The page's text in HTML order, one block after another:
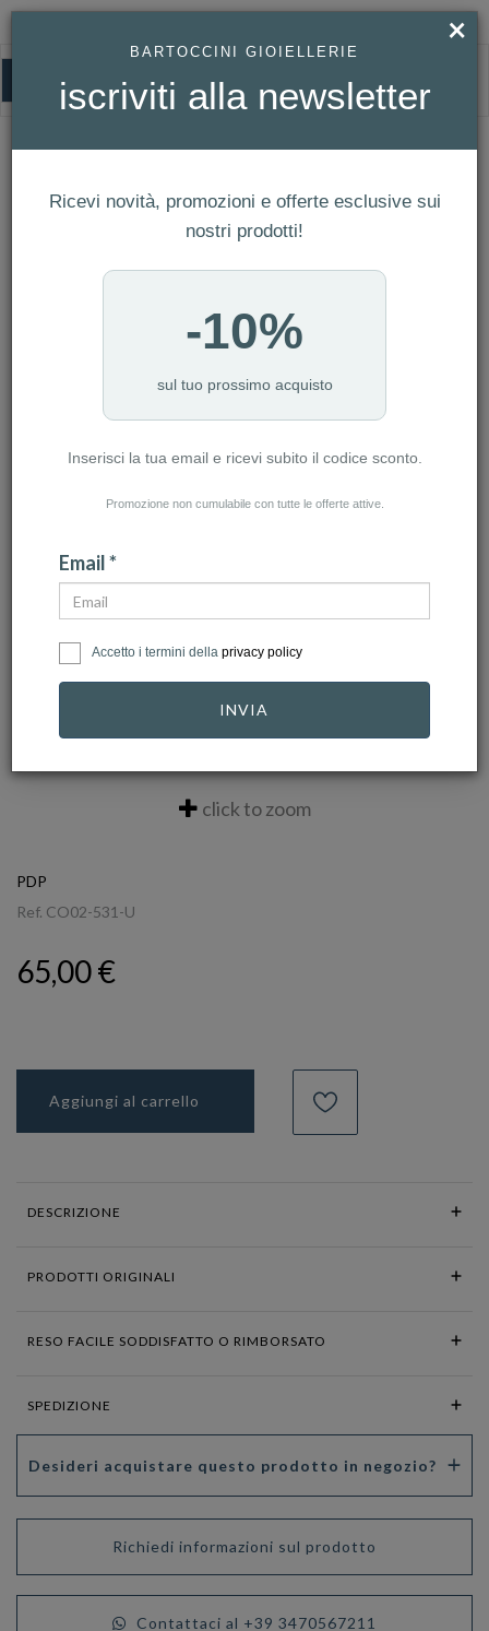
HOMEPAGE COLLANA PDPAOLA MINI LETTER SILVER T REF. CO02-531-U
Collana PDPaola Mini Letter Silver T
Ref. CO02-531-U
click to zoom
PDP
Ref. CO02-531-U
65,00 €
Aggiungi al carrello
DESCRIZIONE
PRODOTTI ORIGINALI
RESO FACILE SODDISFATTO O RIMBORSATO
SPEDIZIONE
Desideri acquistare questo prodotto in negozio?
Richiedi informazioni sul prodotto
Contattaci al +39 3470567211
×
BARTOCCINI GIOIELLERIE
iscriviti alla newsletter
Ricevi novità, promozioni e offerte esclusive sui
nostri prodotti!
-10%
sul tuo prossimo acquisto
Inserisci la tua email e ricevi subito il codice sconto.
Promozione non cumulabile con tutte le offerte attive.
Email *
Accetto i termini della privacy policy
INVIA